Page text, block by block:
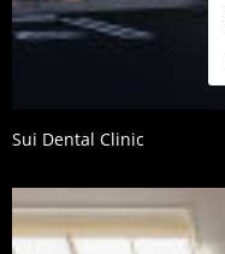
Sui Dental Clinic